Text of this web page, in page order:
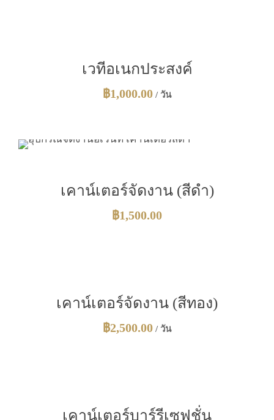
เวทีอเนกประสงค์
฿1,000.00 / วัน
เคาน์เตอร์จัดงาน (สีดำ)
฿1,500.00
เคาน์เตอร์จัดงาน (สีทอง)
฿2,500.00 / วัน
เคาน์เตอร์บาร์รีเซฟชั่น